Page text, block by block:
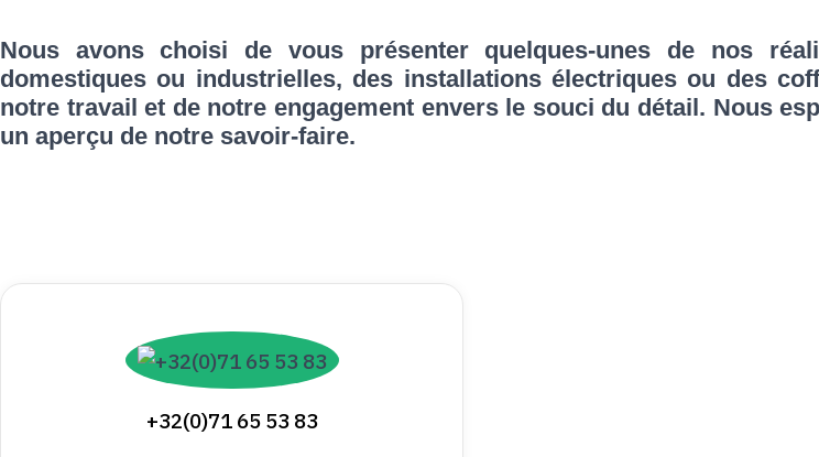
Nous avons choisi de vous présenter quelques-unes de nos
domestiques ou industrielles, des installations électriques ou des
notre travail et de notre engagement envers le souci du détail. Nous
un aperçu de notre savoir-faire.
+32(0)71 65 53 83